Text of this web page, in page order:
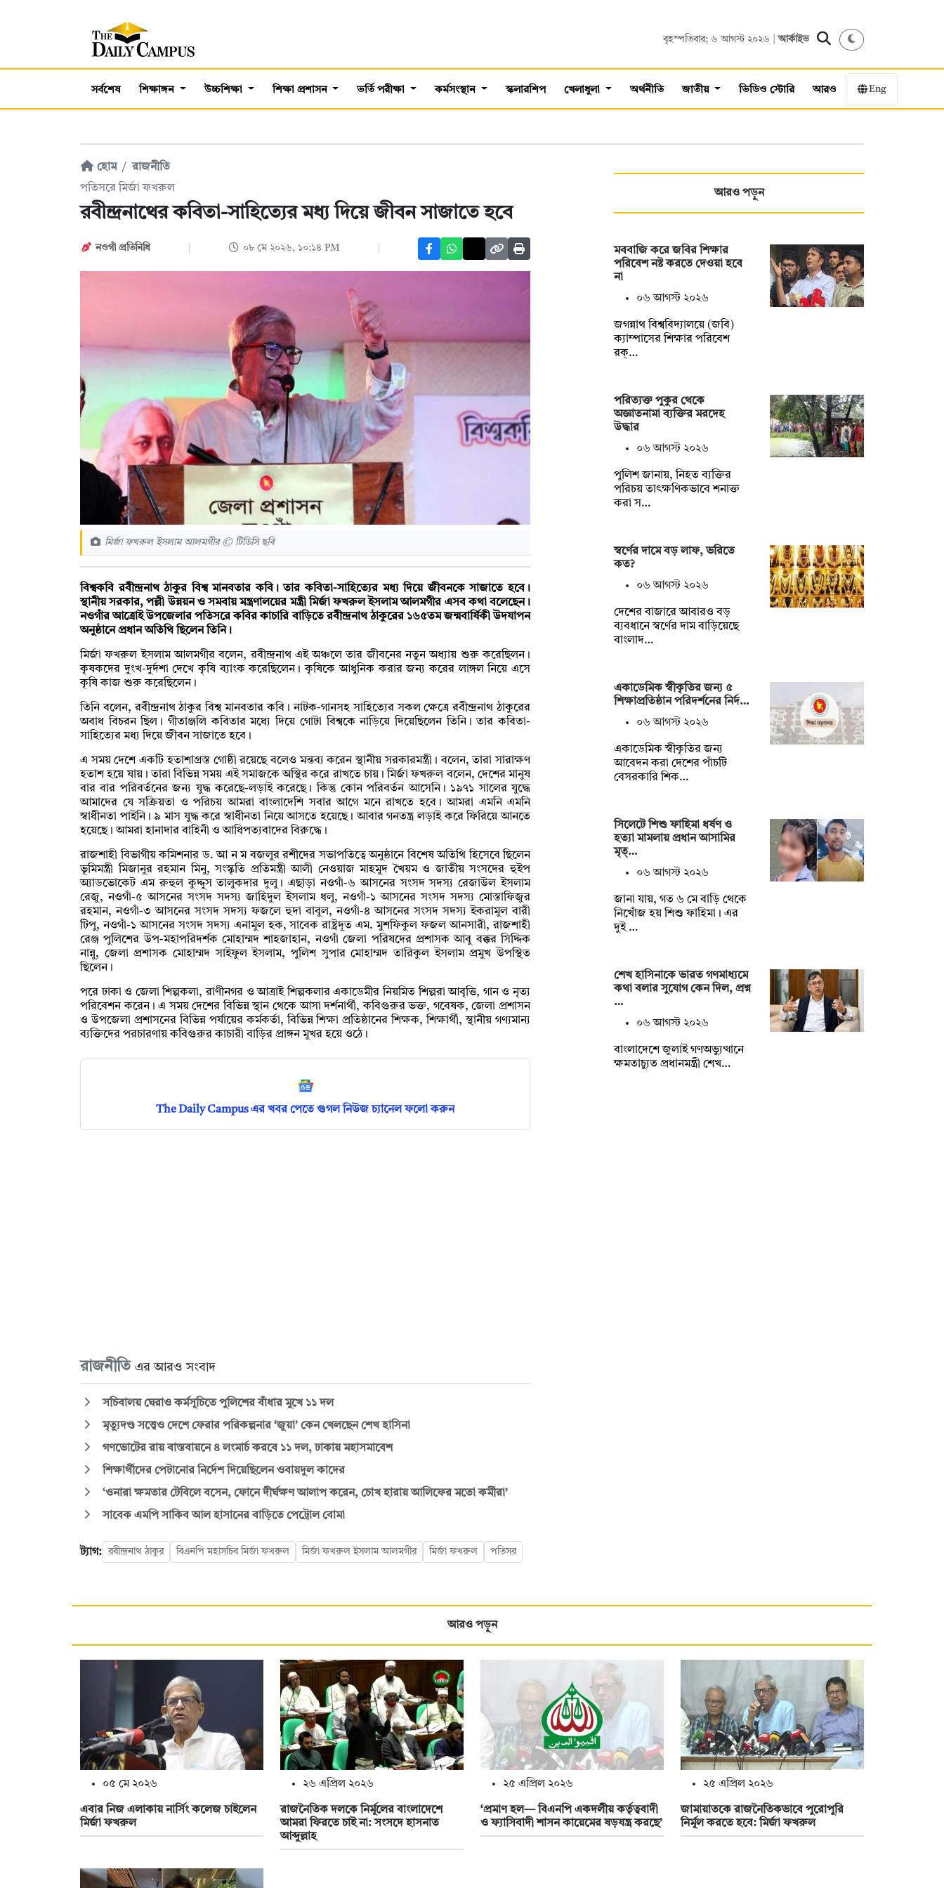
বৃহস্পতিবার; ৬ আগস্ট ২০২৬ |আর্কাইভ
সর্বশেষ শিক্ষাঙ্গন উচ্চশিক্ষা শিক্ষা প্রশাসন ভর্তি পরীক্ষা কর্মসংস্থান স্কলারশিপ খেলাধুলা অর্থনীতি জাতীয় ভিডিও স্টোরি আরও Eng
হোম
রাজনীতি
পতিসরে মির্জা ফখরুল
রবীন্দ্রনাথের কবিতা-সাহিত্যের মধ্য দিয়ে জীবন সাজাতে হবে
নওগাঁ প্রতিনিধি ০৮ মে ২০২৬, ১০:১৪ PM
মির্জা ফখরুল ইসলাম আলমগীর © টিডিসি ছবি
বিশ্বকবি রবীন্দ্রনাথ ঠাকুর বিশ্ব মানবতার কবি। তার কবিতা-সাহিত্যের মধ্য দিয়ে জীবনকে সাজাতে হবে।
স্থানীয় সরকার, পল্লী উন্নয়ন ও সমবায় মন্ত্রণালয়ের মন্ত্রী মির্জা ফখরুল ইসলাম আলমগীর এসব কথা বলেছেন।
নওগাঁর আত্রােই উপজেলার পতিসরে কবির কাচারি বাড়িতে রবীন্দ্রনাথ ঠাকুরের ১৬৫তম জন্মবার্ষিকী উদযাপন
অনুষ্ঠানে প্রধান অতিথি ছিলেন তিনি।
মির্জা ফখরুল ইসলাম আলমগীর বলেন, রবীন্দ্রনাথ এই অঞ্চলে তার জীবনের নতুন অধ্যায় শুরু করেছিলন।
কৃষকদের দুংখ-দুর্দশা দেখে কৃষি ব্যাংক করেছিলেন। কৃষিকে আধুনিক করার জন্য করের লাঙ্গল নিয়ে এসে
কৃষি কাজ শুরু করেছিলেন।
তিনি বলেন, রবীন্দ্রনাথ ঠাকুর বিশ্ব মানবতার কবি। নাটক-গানসহ সাহিত্যের সকল ক্ষেত্রে রবীন্দ্রনাথ ঠাকুরের
অবাধ বিচরন ছিল। গীতাঞ্জলি কবিতার মধ্যে দিয়ে গোটা বিশ্বকে নাড়িয়ে দিয়েছিলেন তিনি। তার কবিতা-
সাহিত্যের মধ্য দিয়ে জীবন সাজাতে হবে।
এ সময় দেশে একটি হতাশাগ্রস্ত গোষ্ঠী রয়েছে বলেও মন্তব্য করেন স্থানীয় সরকারমন্ত্রী। বলেন, তারা সারাক্ষণ
হতাশ হয়ে যায়। তারা বিভিন্ন সময় এই সমাজকে অস্থির করে রাখতে চায়। মির্জা ফখরুল বলেন, দেশের মানুষ
বার বার পরিবর্তনের জন্য যুদ্ধ করেছে-লড়াই করেছে। কিন্তু কোন পরিবর্তন আসেনি। ১৯৭১ সালের যুদ্ধে
আমাদের যে সক্রিয়তা ও পরিচয় আমরা বাংলাদেশি সবার আগে মনে রাখতে হবে। আমরা এমনি এমনি
স্বাধীনতা পাইনি। ৯ মাস যুদ্ধ করে স্বাধীনতা নিয়ে আসতে হয়েছে। আবার গনতন্ত্র লড়াই করে ফিরিয়ে আনতে
হয়েছে। আমরা হানাদার বাহিনী ও আধিপত্যবাদের বিরুদ্ধে।
রাজশাহী বিভাগীয় কমিশনার ড. আ ন ম বজলুর রশীদের সভাপতিত্বে অনুষ্ঠানে বিশেষ অতিথি হিসেবে ছিলেন
ভূমিমন্ত্রী মিজানুর রহমান মিনু, সংস্কৃতি প্রতিমন্ত্রী আলী নেওয়াজ মাহমুদ খৈয়ম ও জাতীয় সংসদের হুইপ
অ্যাডভোকেট এম রুহুল কুদ্দুস তালুকদার দুলু। এছাড়া নওগাঁ-৬ আসনের সংসদ সদস্য রেজাউল ইসলাম
রেজু, নওগাঁ-৫ আসনের সংসদ সদস্য জাহিদুল ইসলাম ধলু, নওগাঁ-১ আসনের সংসদ সদস্য মোস্তাফিজুর
রহমান, নওগাঁ-৩ আসনের সংসদ সদস্য ফজলে হুদা বাবুল, নওগাঁ-৪ আসনের সংসদ সদস্য ইকরামুল বারী
টিপু, নওগাঁ-১ আসনের সংসদ সদস্য এনামুল হক, সাবেক রাষ্ট্রদূত এম. মুশফিকুল ফজল আনসারী, রাজশাহী
রেঞ্জ পুলিশের উপ-মহাপরিদর্শক মোহাম্মদ শাহজাহান, নওগাঁ জেলা পরিষদের প্রশাসক আবু বক্কর সিদ্দিক
নান্নু, জেলা প্রশাসক মোহাম্মদ সাইফুল ইসলাম, পুলিশ সুপার মোহাম্মদ তারিকুল ইসলাম প্রমুখ উপস্থিত
ছিলেন।
পরে ঢাকা ও জেলা শিল্পকলা, রাণীনগর ও আত্রাই শিল্পকলার একাডেমীর নিয়মিত শিল্পরা আবৃত্তি, গান ও নৃত্য
পরিবেশন করেন। এ সময় দেশের বিভিন্ন স্থান থেকে আসা দর্শনার্থী, কবিগুরুর ভক্ত, গবেষক, জেলা প্রশাসন
ও উপজেলা প্রশাসনের বিভিন্ন পর্যায়ের কর্মকর্তা, বিভিন্ন শিক্ষা প্রতিষ্ঠানের শিক্ষক, শিক্ষার্থী, স্থানীয় গণ্যমান্য
ব্যক্তিদের পরচারণায় কবিগুরুর কাচারী বাড়ির প্রাঙ্গন মুখর হয়ে ওঠে।
The Daily Campus এর খবর পেতে গুগল নিউজ চ্যানেল ফলো করুন
রাজনীতি এর আরও সংবাদ
সচিবালয় ঘেরাও কর্মসূচিতে পুলিশের বাঁধার মুখে ১১ দল
মৃত্যুদণ্ড সত্ত্বেও দেশে ফেরার পরিকল্পনার ‘জুয়া’ কেন খেলছেন শেখ হাসিনা
গণভোটের রায় বাস্তবায়নে ৪ লংমার্চ করবে ১১ দল, ঢাকায় মহাসমাবেশ
শিক্ষার্থীদের পেটানোর নির্দেশ দিয়েছিলেন ওবায়দুল কাদের
‘ওনারা ক্ষমতার টেবিলে বসেন, ফোনে দীর্ঘক্ষণ আলাপ করেন, চোখ হারায় আলিফের মতো কর্মীরা’
সাবেক এমপি সাকিব আল হাসানের বাড়িতে পেট্রোল বোমা
ট্যাগ: রবীন্দ্রনাথ ঠাকুর বিএনপি মহাসচিব মির্জা ফখরুল মির্জা ফখরুল ইসলাম আলমগীর মির্জা ফখরুল পতিসর
আরও পড়ুন
মববাজি করে জবির শিক্ষার
পরিবেশ নষ্ট করতে দেওয়া হবে
না
০৬ আগস্ট ২০২৬
জগন্নাথ বিশ্ববিদ্যালয়ে (জবি)
ক্যাম্পাসের শিক্ষার পরিবেশ
রক্…
পরিত্যক্ত পুকুর থেকে
অজ্ঞাতনামা ব্যক্তির মরদেহ
উদ্ধার
০৬ আগস্ট ২০২৬
পুলিশ জানায়, নিহত ব্যক্তির
পরিচয় তাৎক্ষণিকভাবে শনাক্ত
করা স…
স্বর্ণের দামে বড় লাফ, ভরিতে
কত?
০৬ আগস্ট ২০২৬
দেশের বাজারে আবারও বড়
ব্যবধানে স্বর্ণের দাম বাড়িয়েছে
বাংলাদ…
একাডেমিক স্বীকৃতির জন্য ৫
শিক্ষাপ্রতিষ্ঠান পরিদর্শনের নির্দ…
০৬ আগস্ট ২০২৬
একাডেমিক স্বীকৃতির জন্য
আবেদন করা দেশের পাঁচটি
বেসরকারি শিক…
সিলেটে শিশু ফাহিমা ধর্ষণ ও
হত্যা মামলায় প্রধান আসামির
মৃত্…
০৬ আগস্ট ২০২৬
জানা যায়, গত ৬ মে বাড়ি থেকে
নিখোঁজ হয় শিশু ফাহিমা। এর
দুই …
শেখ হাসিনাকে ভারত গণমাধ্যমে
কথা বলার সুযোগ কেন দিল, প্রশ্ন
…
০৬ আগস্ট ২০২৬
বাংলাদেশে জুলাই গণঅভ্যুত্থানে
ক্ষমতাচ্যুত প্রধানমন্ত্রী শেখ…
আরও পড়ুন
০৫ মে ২০২৬
এবার নিজ এলাকায় নার্সিং কলেজ চাইলেন
মির্জা ফখরুল
২৬ এপ্রিল ২০২৬
রাজনৈতিক দলকে নির্মূলের বাংলাদেশে
আমরা ফিরতে চাই না: সংসদে হাসনাত
আব্দুল্লাহ
২৫ এপ্রিল ২০২৬
‘প্রমাণ হল— বিএনপি একদলীয় কর্তৃত্ববাদী
ও ফ্যাসিবাদী শাসন কায়েমের ষড়যন্ত্র করছে’
২৫ এপ্রিল ২০২৬
জামায়াতকে রাজনৈতিকভাবে পুরোপুরি
নির্মূল করতে হবে: মির্জা ফখরুল